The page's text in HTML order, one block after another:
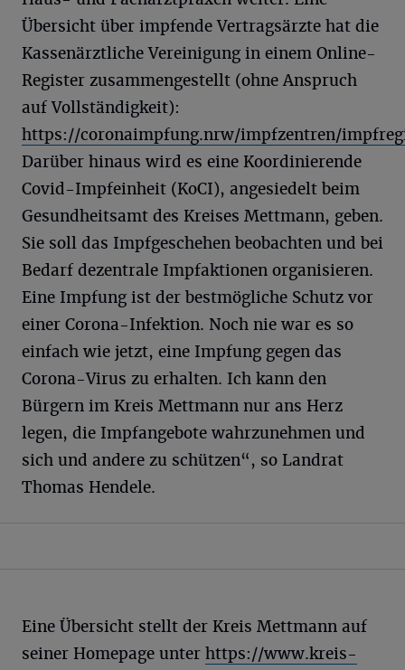
Übersicht über impfende Vertragsärzte hat die
Kassenärztliche Vereinigung in einem Online-
Register zusammengestellt (ohne Anspruch
auf Vollständigkeit):
https://coronaimpfung.nrw/impfzentren/
Darüber hinaus wird es eine Koordinierende
Covid-Impfeinheit (KoCI), angesiedelt beim
Gesundheitsamt des Kreises Mettmann, geben.
Sie soll das Impfgeschehen beobachten und bei
Bedarf dezentrale Impfaktionen organisieren.
Eine Impfung ist der bestmögliche Schutz vor
einer Corona-Infektion. Noch nie war es so
einfach wie jetzt, eine Impfung gegen das
Corona-Virus zu erhalten. Ich kann den
Bürgern im Kreis Mettmann nur ans Herz
legen, die Impfangebote wahrzunehmen und
sich und andere zu schützen“, so Landrat
Thomas Hendele.
Eine Übersicht stellt der Kreis Mettmann auf
seiner Homepage unter https://www.kreis-